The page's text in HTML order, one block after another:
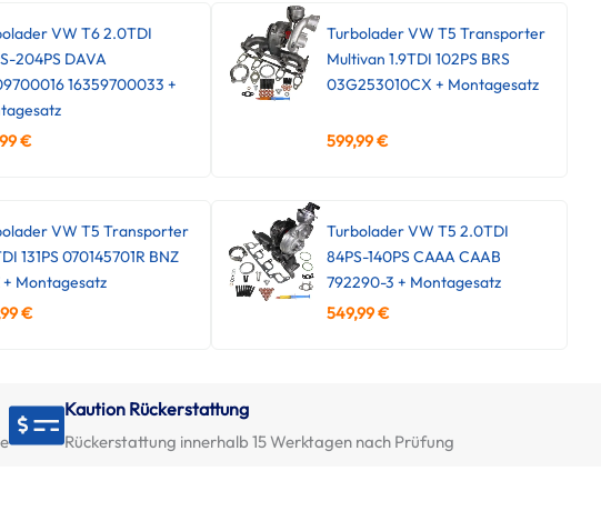
VW T6 2.0TDI
204PS DAVA
16359700033 +
€
Turbolader VW T5 Transporter
Multivan 1.9TDI 102PS BRS
03G253010CX + Montagesatz
599,99€
VW T5 Transporter
131PS 070145701R BNZ
+ Montagesatz
€
Turbolader VW T5 2.0TDI
84PS-140PS CAAA CAAB
792290-3 + Montagesatz
549,99€
Kaution Rückerstattung
Rückerstattung innerhalb 15 Werktagen nach Prüfung